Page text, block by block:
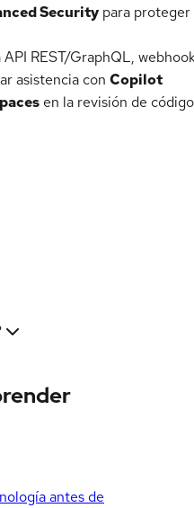
Security para proteger
REST/GraphQL,
asistencia con Copilot
en la revisión de
antes de